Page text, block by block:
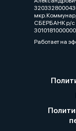
мкр.Коммунар,
СБЕРБАНК р/с
Работает на